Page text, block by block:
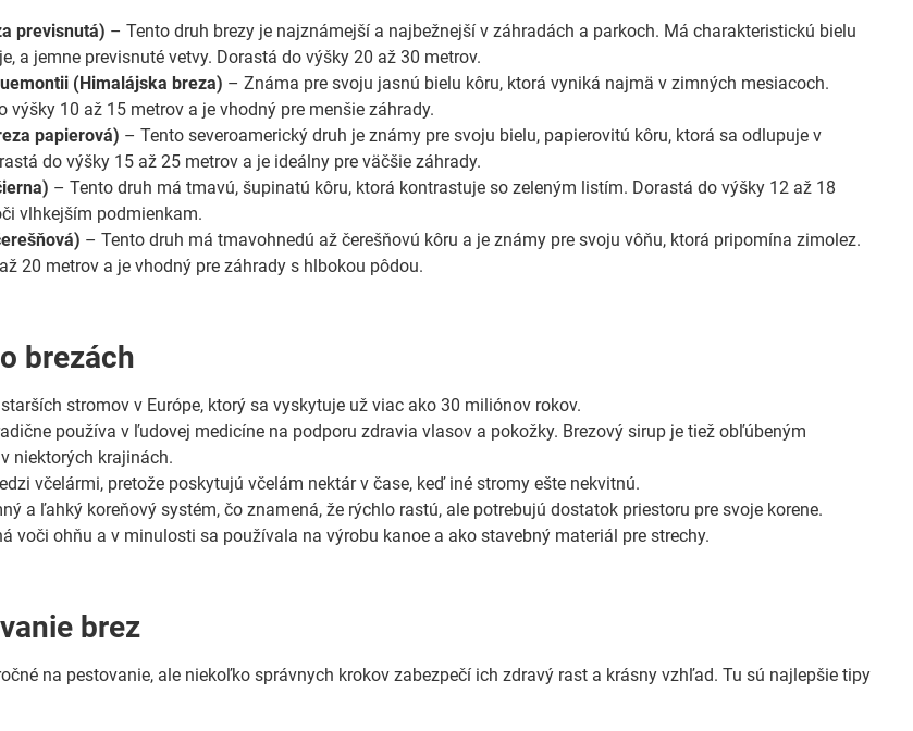
previsnutá) – Tento druh brezy je najznámejší a najbežnejší v záhradách a parkoch. Má charakteristickú bielu
a jemne previsnuté vetvy. Dorastá do výšky 20 až 30 metrov.
(Himalájska breza) – Známa pre svoju jasnú bielu kôru, ktorá vyniká najmä v zimných mesiacoch.
výšky 10 až 15 metrov a je vhodný pre menšie záhrady.
papierová) – Tento severoamerický druh je známy pre svoju bielu, papierovitú kôru, ktorá sa odlupuje v
do výšky 15 až 25 metrov a je ideálny pre väčšie záhrady.
– Tento druh má tmavú, šupinatú kôru, ktorá kontrastuje so zeleným listím. Dorastá do výšky 12 až 18
vlhkejším podmienkam.
– Tento druh má tmavohnedú až čerešňovú kôru a je známy pre svoju vôňu, ktorá pripomína zimolez.
20 metrov a je vhodný pre záhrady s hlbokou pôdou.
brezách
stromov v Európe, ktorý sa vyskytuje už viac ako 30 miliónov rokov.
používa v ľudovej medicíne na podporu zdravia vlasov a pokožky. Brezový sirup je tiež obľúbeným
niektorých krajinách.
včelármi, pretože poskytujú včelám nektár v čase, keď iné stromy ešte nekvitnú.
a ľahký koreňový systém, čo znamená, že rýchlo rastú, ale potrebujú dostatok priestoru pre svoje korene.
voči ohňu a v minulosti sa používala na výrobu kanoe a ako stavebný materiál pre strechy.
brez
na pestovanie, ale niekoľko správnych krokov zabezpečí ich zdravý rast a krásny vzhľad. Tu sú najlepšie tipy